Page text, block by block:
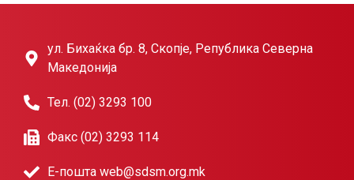
ул. Бихаќка бр. 8, Скопје, Република Северна
Македонија
Тел. (02) 3293 100
Факс (02) 3293 114
Е-пошта web@sdsm.org.mk